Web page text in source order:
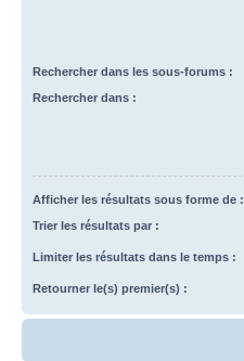
Rechercher dans les sous-forums :
Rechercher dans :
Afficher les résultats sous forme de :
Trier les résultats par :
Limiter les résultats dans le temps :
Retourner le(s) premier(s) :